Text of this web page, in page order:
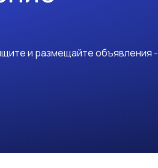
и размещайте объявления -